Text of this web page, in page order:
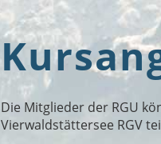
Die Mitglieder der RGU
Vierwaldstättersee RGV